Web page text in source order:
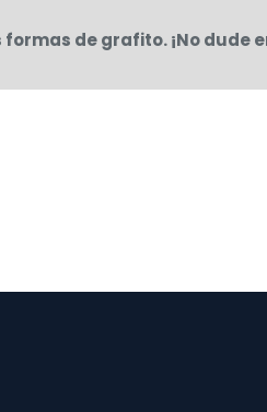
de grafito. ¡No dude